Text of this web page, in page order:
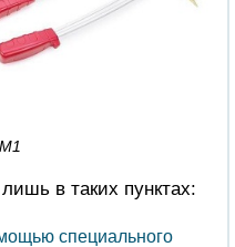
в таких пунктах:
специального